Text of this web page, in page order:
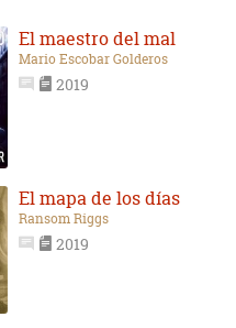
El maestro del mal
Mario Escobar Golderos
2019
El mapa de los días
Ransom Riggs
2019